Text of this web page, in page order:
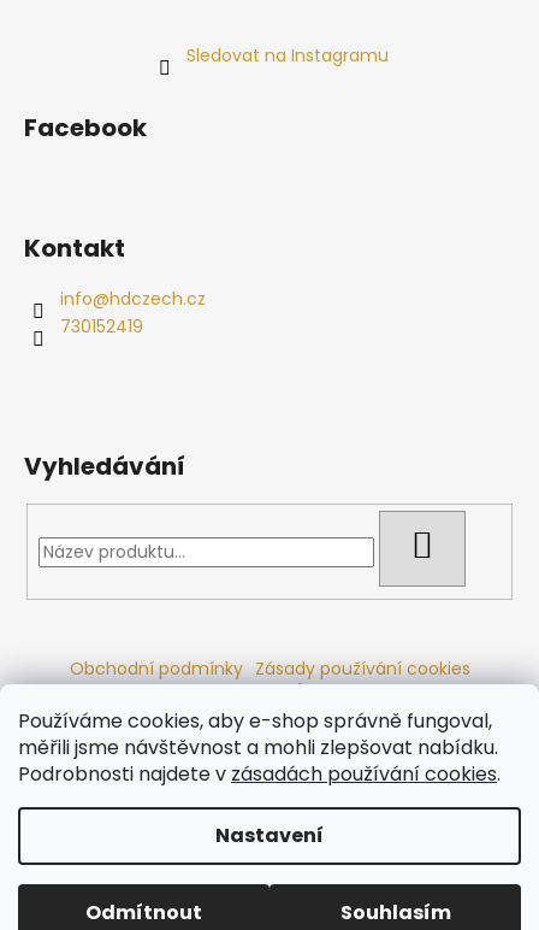
Používáme cookies, aby e-shop správně fungoval,
měřili jsme návštěvnost a mohli zlepšovat nabídku.
Podrobnosti najdete v zásadách používání cookies.
Nastavení
Odmítnout Souhlasím
Sledovat na Instagramu
Facebook
Kontakt
info@hdczech.cz
730152419
Vyhledávání
Obchodní podmínky Zásady používání cookies
Ochrana osobních údajů Dřevěné sauny
Odstoupení od smlouvy Reklamační řád Kontakty
Koupací sudy
Radiátory
Copyright 2026Ráj saun. Všechna práva vyhrazena.
Upravit nastavení cookies